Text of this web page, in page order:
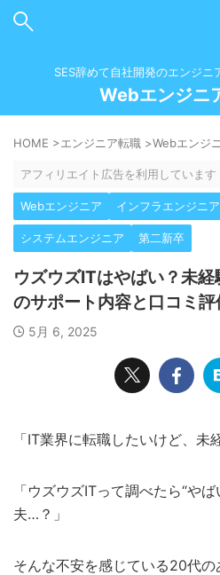
SES辞めて自社開発のエンジニ
Webエンジニ
HOME >エンジニア転職 >Webエンジ
アフィリエイト広告を利用しています
Webエンジニア インフラエンジニア
システムエンジニア 第二新卒
ウズウズITはやばい？未
のサポート内容と口コミ評
5月 6, 2025
「IT業界に転職したいけど、未
「ウズウズITって調べたら“や
夫…？」
そんな不安を感じている20代の